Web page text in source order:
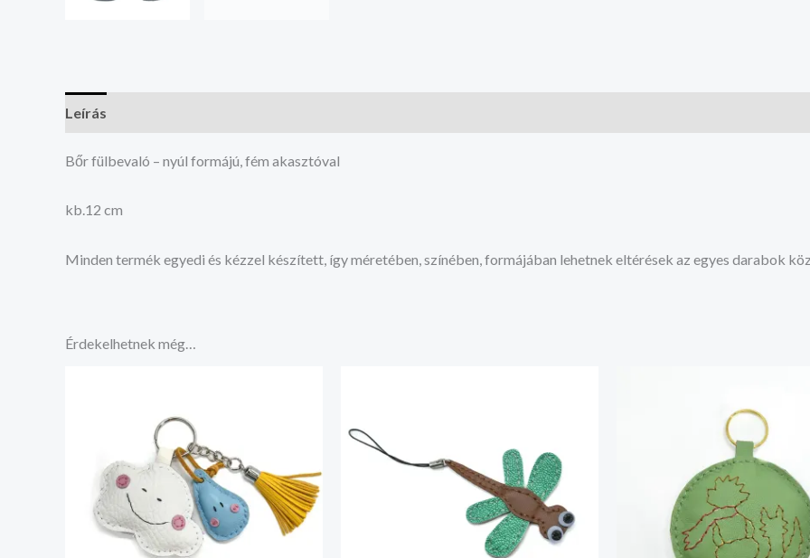
Leírás
Bőr fülbevaló – nyúl formájú, fém akasztóval
kb.12 cm
Minden termék egyedi és kézzel készített, így méretében, színében, formájában lehetnek eltérések az egyes darabok
Érdekelhetnek még…